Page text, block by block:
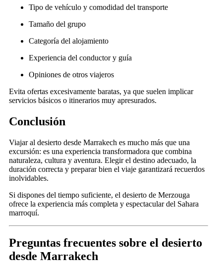
Tipo de vehículo y comodidad del transporte
Tamaño del grupo
Categoría del alojamiento
Experiencia del conductor y guía
Opiniones de otros viajeros
Evita ofertas excesivamente baratas, ya que suelen implicar
servicios básicos o itinerarios muy apresurados.
Conclusión
Viajar al desierto desde Marrakech es mucho más que una
excursión: es una experiencia transformadora que combina
naturaleza, cultura y aventura. Elegir el destino adecuado, la
duración correcta y preparar bien el viaje garantizará recuerdos
inolvidables.
Si dispones del tiempo suficiente, el desierto de Merzouga
ofrece la experiencia más completa y espectacular del Sahara
marroquí.
Preguntas frecuentes sobre el desierto
desde Marrakech